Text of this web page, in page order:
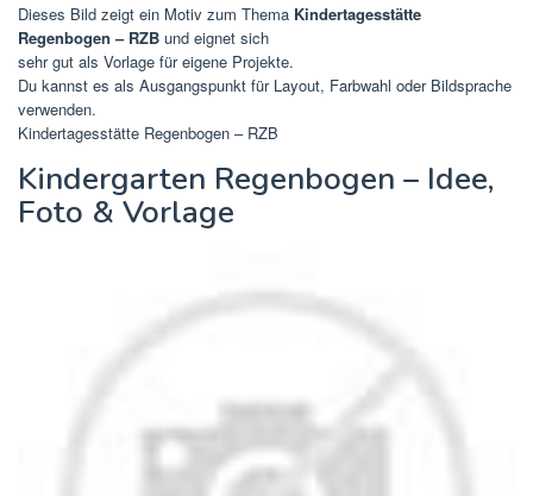
Dieses Bild zeigt ein Motiv zum Thema Kindertagesstätte
Regenbogen – RZB und eignet sich
sehr gut als Vorlage für eigene Projekte.
Du kannst es als Ausgangspunkt für Layout, Farbwahl oder Bildsprache
verwenden.
Kindertagesstätte Regenbogen – RZB
Kindergarten Regenbogen – Idee,
Foto & Vorlage